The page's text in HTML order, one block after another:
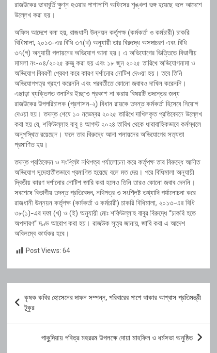
রাজউকের ভাবমূর্তি ক্ষুণ্ন হওয়ার পাশাপাশি অফিসের শৃঙ্খলা ভঙ্গ হয়েছে বলে আদেশে
উল্লেখ করা হয়।
অফিস আদেশে বলা হয়, রাজধানী উন্নয়ন কর্তৃপক্ষ (কর্মকর্তা ও কর্মচারী) চাকরি
বিধিমালা, ২০১৩-এর বিধি ৩৭(খ) অনুযায়ী তার বিরুদ্ধে অসদাচরণ এবং বিধি
৩৭(গ) অনুযায়ী পলায়নের অভিযোগ আনা হয়। এ অভিযোগের ভিত্তিতে বিভাগীয়
মামলা নং-০৪/২০২৫ রুজু করা হয় এবং ১৮ জুন ২০২৫ তারিখে অভিযোগনামা ও
অভিযোগ বিবরণী প্রেরণ করে কারণ দর্শানোর নোটিশ দেওয়া হয়। তবে তিনি
অভিযোগপত্র গ্রহণ করেননি এবং পরবর্তীতে কোনো জবাবও দাখিল করেননি।
এছাড়া ব্যক্তিগত শুনানির ইচ্ছাও প্রকাশ না করায় বিষয়টি তদন্তের জন্য
রাজউকের উপপরিচালক (প্রশাসন-২) বিধান রায়কে তদন্ত কর্মকর্তা হিসেবে নিয়োগ
দেওয়া হয়। তদন্ত শেষে ১০ নভেম্বর ২০২৫ তারিখে দাখিলকৃত প্রতিবেদনে উল্লেখ
করা হয় যে, শফিউল্লাহ বাবু ৪ আগস্ট ২০২৪ তারিখ থেকে ধারাবাহিকভাবে কর্মস্থলে
অনুপস্থিত রয়েছেন। ফলে তার বিরুদ্ধে আনা পলায়নের অভিযোগের সত্যতা
প্রমাণিত হয়।
তদন্ত প্রতিবেদন ও সংশ্লিষ্ট নথিপত্র পর্যালোচনা করে কর্তৃপক্ষ তার বিরুদ্ধে আনীত
অভিযোগ সন্দেহাতীতভাবে প্রমাণিত হয়েছে বলে মত দেয়। পরে বিধিমালা অনুযায়ী
দ্বিতীয় কারণ দর্শানোর নোটিশ জারি করা হলেও তিনি তারও কোনো জবাব দেননি।
সবশেষে বিভাগীয় তদন্ত প্রতিবেদন, নথিপত্র ও সংশ্লিষ্ট তথ্যাদি পর্যালোচনা করে
রাজধানী উন্নয়ন কর্তৃপক্ষ (কর্মকর্তা ও কর্মচারী) চাকরি বিধিমালা, ২০১৩-এর বিধি
৩৮(১)-এর দফা (খ) ও (ই) অনুযায়ী মোঃ শফিউল্লাহ বাবুর বিরুদ্ধে “চাকরি হতে
অপসারণ” দণ্ড আরোপ করা হয়। রাজউক সূত্র জানায়, জারি করা এ আদেশ
অবিলম্বে কার্যকর হবে।
Post Views: 64
navigation
কৃষক কবির হোসেনের দাফন সম্পন্ন, পরিবারের পাশে থাকার আশ্বাস প্রতিমন্ত্রী
টুকুর
পাকুন্দিয়ায় পবিত্র মহররম উপলক্ষে দোয়া মাহফিল ও ধর্মসভা অনুষ্ঠিত